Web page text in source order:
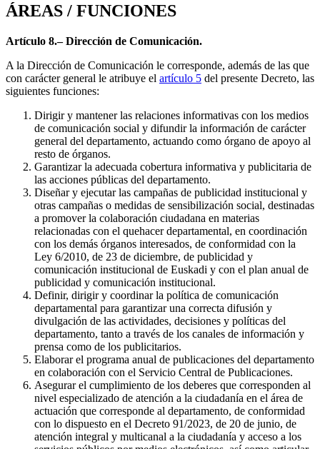
ÁREAS / FUNCIONES
Artículo 8.– Dirección de Comunicación.
A la Dirección de Comunicación le corresponde, además de las que
con carácter general le atribuye el artículo 5 del presente Decreto, las
siguientes funciones:
Dirigir y mantener las relaciones informativas con los medios
de comunicación social y difundir la información de carácter
general del departamento, actuando como órgano de apoyo al
resto de órganos.
Garantizar la adecuada cobertura informativa y publicitaria de
las acciones públicas del departamento.
Diseñar y ejecutar las campañas de publicidad institucional y
otras campañas o medidas de sensibilización social, destinadas
a promover la colaboración ciudadana en materias
relacionadas con el quehacer departamental, en coordinación
con los demás órganos interesados, de conformidad con la
Ley 6/2010, de 23 de diciembre, de publicidad y
comunicación institucional de Euskadi y con el plan anual de
publicidad y comunicación institucional.
Definir, dirigir y coordinar la política de comunicación
departamental para garantizar una correcta difusión y
divulgación de las actividades, decisiones y políticas del
departamento, tanto a través de los canales de información y
prensa como de los publicitarios.
Elaborar el programa anual de publicaciones del departamento
en colaboración con el Servicio Central de Publicaciones.
Asegurar el cumplimiento de los deberes que corresponden al
nivel especializado de atención a la ciudadanía en el área de
actuación que corresponde al departamento, de conformidad
con lo dispuesto en el Decreto 91/2023, de 20 de junio, de
atención integral y multicanal a la ciudadanía y acceso a los